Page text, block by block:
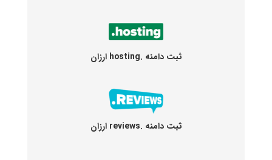
ثبت دامنه .hosting ارزان
ثبت دامنه .reviews ارزان